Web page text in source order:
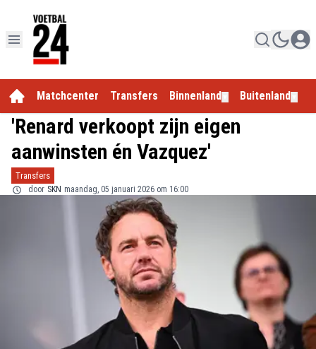
Matchcenter Transfers Binnenland Buitenland
'Renard verkoopt zijn eigen
aanwinsten én Vazquez'
Transfers
door SKN maandag, 05 januari 2026 om 16:00